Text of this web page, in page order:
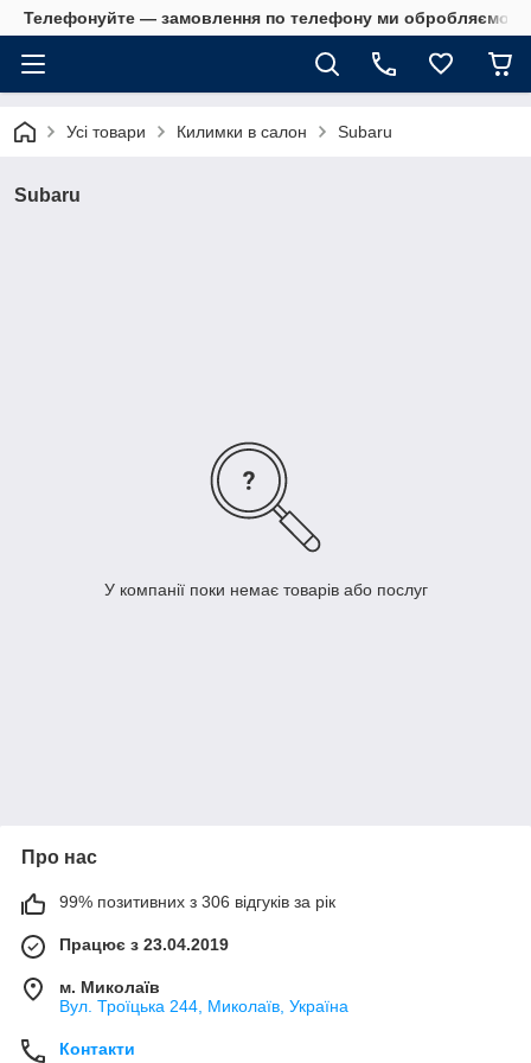
Телефонуйте — замовлення по телефону ми обробляємо в
Усі товари Килимки в салон Subaru
Subaru
У компанії поки немає товарів або послуг
Про нас
99% позитивних з 306 відгуків за рік
Працює з 23.04.2019
м. Миколаїв
Вул. Троїцька 244, Миколаїв, Україна
Контакти